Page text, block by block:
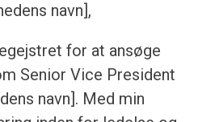
navn],
for at ansøge
Senior Vice President
navn]. Med min